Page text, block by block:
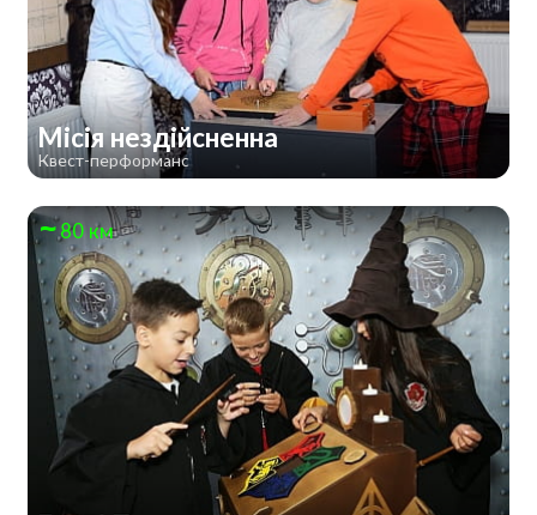
Місія нездійсненна
Квест-перформанс
80 км